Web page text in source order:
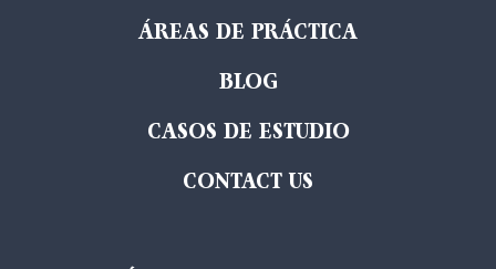
ÁREAS DE PRÁCTICA
BLOG
CASOS DE ESTUDIO
CONTACT US